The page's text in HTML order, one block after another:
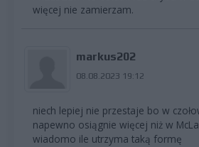
więcej nie zamierzam.
markus202
08.08.2023 19:12
niech lepiej nie przestaje bo w
napewno osiągnie więcej niż w
wiadomo ile utrzyma taką formę